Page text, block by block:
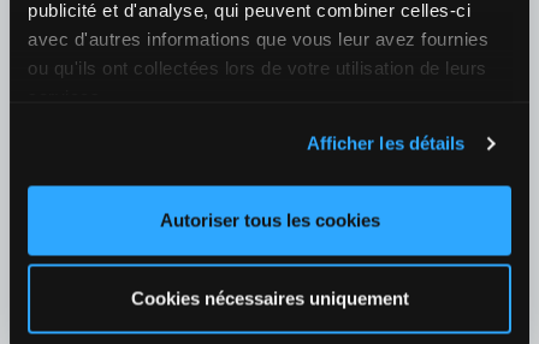
publicité et d'analyse, qui peuvent combiner celles-ci
avec d'autres informations que vous leur avez fournies
ou qu'ils ont collectées lors de votre utilisation de leurs
Afficher les détails
Autoriser tous les cookies
Cookies nécessaires uniquement
Hajduk Split / NK Istra 1961
¿Quién ganará el partido?
1,39
1 4,40
X 6,50
2 +126
Bosnia - Premijer Liga
Zrinjski Mostar / NK Celik Zenica
¿Quién ganará el partido?
1,26 4,70
X 10,00
2